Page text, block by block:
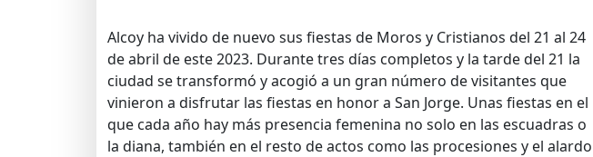
Alcoy ha vivido de nuevo sus fiestas de Moros y Cristianos del 21 al 24
de abril de este 2023. Durante tres días completos y la tarde del 21 la
ciudad se transformó y acogió a un gran número de visitantes que
vinieron a disfrutar las fiestas en honor a San Jorge. Unas fiestas en el
que cada año hay más presencia femenina no solo en las escuadras o
la diana, también en el resto de actos como las procesiones y el alardo